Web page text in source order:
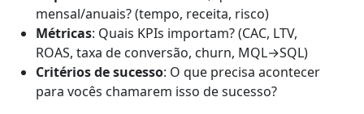
mensal/anuais? (tempo, receita, risco)
Métricas: Quais KPIs importam? (CAC, LTV,
ROAS, taxa de conversão, churn, MQL→SQL)
Critérios de sucesso: O que precisa acontecer
para vocês chamarem isso de sucesso?